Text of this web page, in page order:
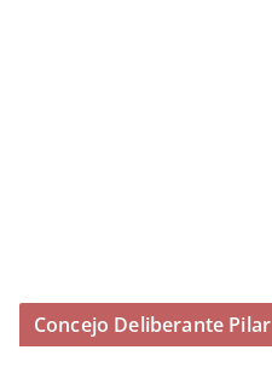
Concejo Deliberante Pilar